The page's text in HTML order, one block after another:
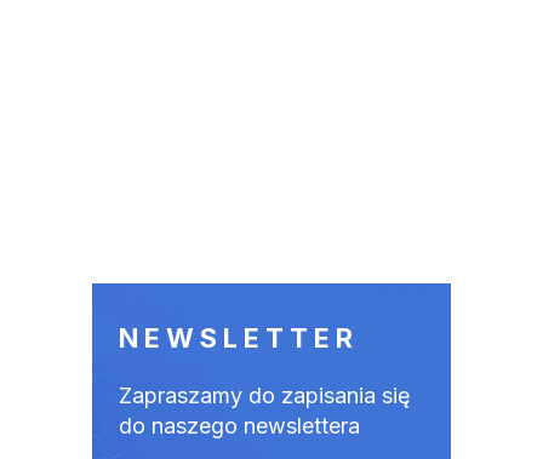
NEWSLETTER
Zapraszamy do zapisania się
do naszego newslettera